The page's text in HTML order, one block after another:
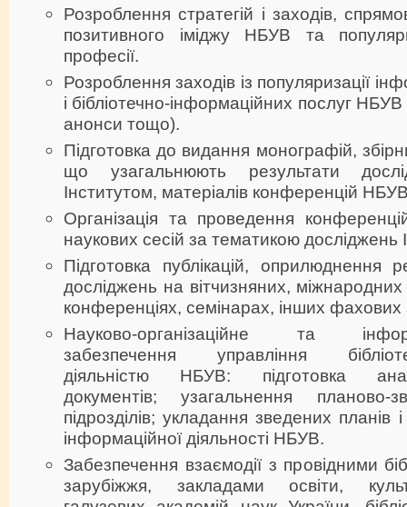
Розроблення стратегій і заходів,
позитивного іміджу НБУВ та
професії.
Розроблення заходів із популяризації
і бібліотечно-інформаційних послуг НБУВ
анонси тощо).
Підготовка до видання монографій,
що узагальнюють результати
Інститутом, матеріалів конференцій
Організація та проведення
наукових сесій за тематикою досліджень
Підготовка публікацій, оприлюднення
досліджень на вітчизняних,
конференціях, семінарах, інших фахових
Науково-організаційне та
забезпечення управління
діяльністю НБУВ: підготовка
документів; узагальнення планово-
підрозділів; укладання зведених планів і
інформаційної діяльності НБУВ.
Забезпечення взаємодії з провідними
зарубіжжя, закладами освіти,